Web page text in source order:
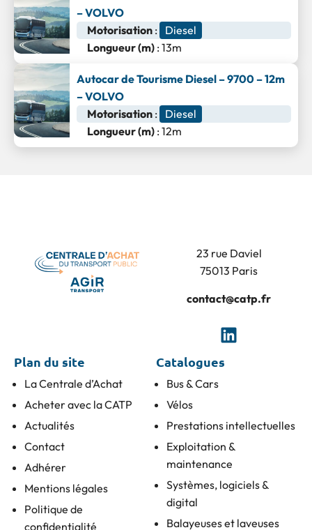
– VOLVO
Motorisation :
Diesel
Longueur (m) : 13m
Autocar de Tourisme Diesel – 9700 – 12m
– VOLVO
Motorisation :
Diesel
Longueur (m) : 12m
23 rue Daviel
75013 Paris
contact@catp.fr
Plan du site
La Centrale d’Achat
Acheter avec la CATP
Actualités
Contact
Adhérer
Mentions légales
Politique de
confidentialité
Catalogues
Bus & Cars
Vélos
Prestations intellectuelles
Exploitation &
maintenance
Systèmes, logiciels &
digital
Balayeuses et laveuses